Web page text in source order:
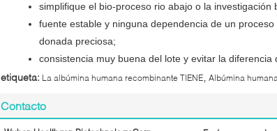
simplifique el bio-proceso rio abajo o la investigación
fuente estable y ninguna dependencia de un
donada preciosa;
consistencia muy buena del lote y evitar la diferencia
etiqueta: La albúmina humana recombinante TIENE Albúmina
Contacto